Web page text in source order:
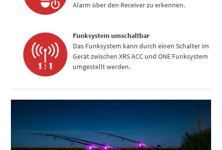
Alarm über den Receiver zu erkennen.
Funksystem umschaltbar
Das Funksystem kann durch einen Schalter im
Gerät zwischen XRS ACC und ONE Funksystem
umgestellt werden.